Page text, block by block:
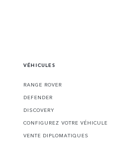
VÉHICULES
RANGE ROVER
DEFENDER
DISCOVERY
CONFIGUREZ VOTRE VÉHICULE
VENTE DIPLOMATIQUES